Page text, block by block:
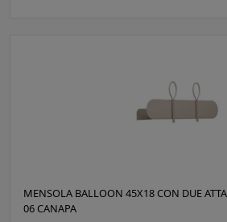
MENSOLA BALLOON 45X18 CON DUE
06 CANAPA